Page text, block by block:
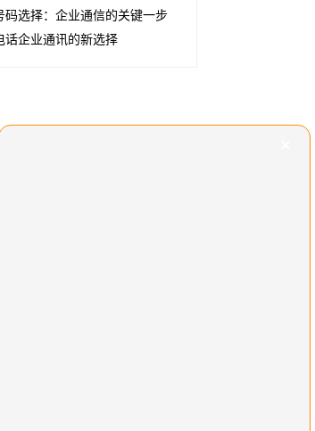
码选择：企业通信的关键一步
话企业通讯的新选择
话
江400电话
400电话
400电话